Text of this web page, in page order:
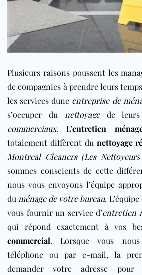
Plusieurs raisons poussent les
de compagnies à prendre leurs
les services dune entreprise de
s’occuper du nettoyage de leurs
commerciaux. L’entretien
totalement diffèrent du nettoyage
Montreal Cleaners (Les
sommes conscients de cette
nous vous envoyons l’équipe
duménage de votre bureau.
vous fournir un service d’entretien
qui répond exactement à vos
commercial. Lorsque vous
téléphone ou par e-mail, la
demander votre adresse